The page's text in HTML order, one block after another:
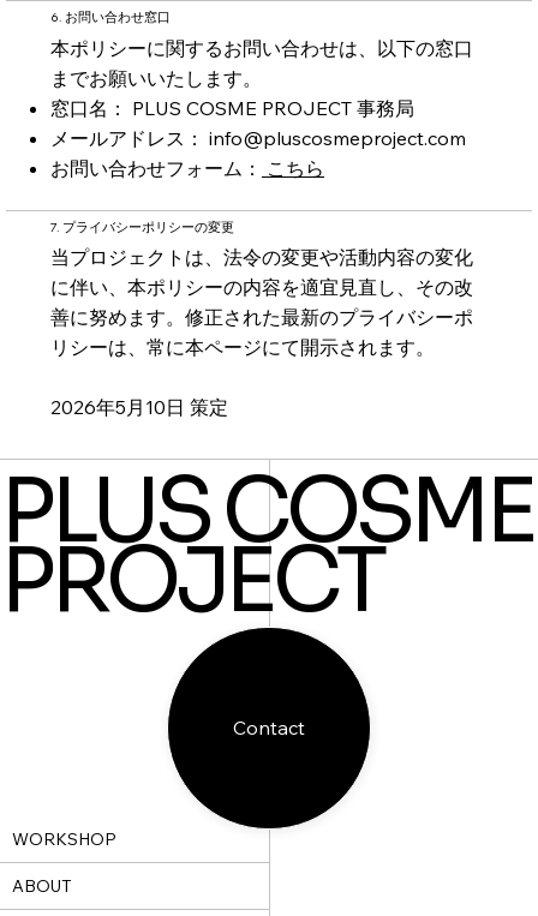
6. お問い合わせ窓口
本ポリシーに関するお問い合わせは、以下の窓口
までお願いいたします。
窓口名： PLUS COSME PROJECT 事務局
メールアドレス： info@pluscosmeproject.com
お問い合わせフォーム：
こちら
7. プライバシーポリシーの変更
当プロジェクトは、法令の変更や活動内容の変化
に伴い、本ポリシーの内容を適宜見直し、その改
善に努めます。修正された最新のプライバシーポ
リシーは、常に本ページにて開示されます。
2026年5月10日 策定
WORKSHOP
ABOUT
Contact
PLUS COSME
PROJECT